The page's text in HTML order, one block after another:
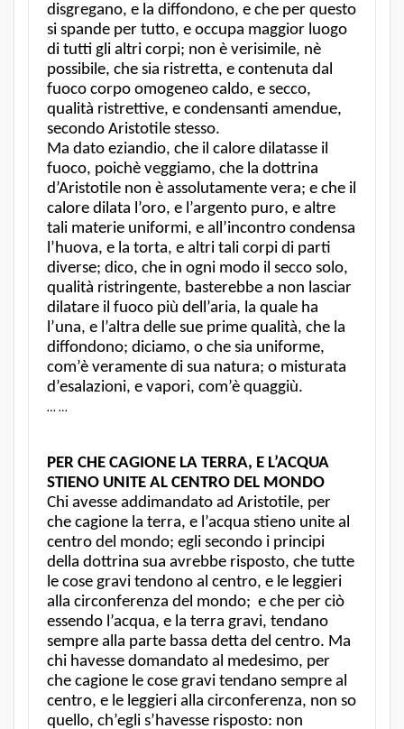
disgregano, e la diffondono, e che per questo
si spande per tutto, e occupa maggior luogo
di tutti gli altri corpi; non è verisimile, nè
possibile, che sia ristretta, e contenuta dal
fuoco corpo omogeneo caldo, e secco,
qualità ristrettive, e condensanti amendue,
secondo Aristotile stesso.
Ma dato eziandio, che il calore dilatasse il
fuoco, poichè veggiamo, che la dottrina
d’Aristotile non è assolutamente vera; e che il
calore dilata l’oro, e l’argento puro, e altre
tali materie uniformi, e all’incontro condensa
l’huova, e la torta, e altri tali corpi di parti
diverse; dico, che in ogni modo il secco solo,
qualità ristringente, basterebbe a non lasciar
dilatare il fuoco più dell’aria, la quale ha
l’una, e l’altra delle sue prime qualità, che la
diffondono; diciamo, o che sia uniforme,
com’è veramente di sua natura; o misturata
d’esalazioni, e vapori, com’è quaggiù.
… …
PER CHE CAGIONE LA TERRA, E L’ACQUA
STIENO UNITE AL CENTRO DEL MONDO
Chi avesse addimandato ad Aristotile, per
che cagione la terra, e l’acqua stieno unite al
centro del mondo; egli secondo i principi
della dottrina sua avrebbe risposto, che tutte
le cose gravi tendono al centro, e le leggieri
alla circonferenza del mondo; e che per ciò
essendo l’acqua, e la terra gravi, tendano
sempre alla parte bassa detta del centro. Ma
chi havesse domandato al medesimo, per
che cagione le cose gravi tendano sempre al
centro, e le leggieri alla circonferenza, non so
quello, ch’egli s’havesse risposto: non